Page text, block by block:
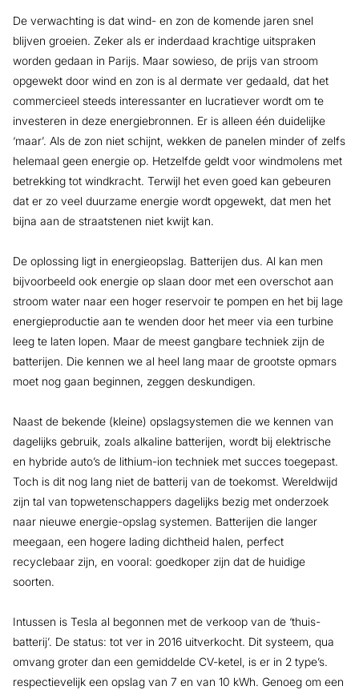
De verwachting is dat wind- en zon de komende jaren snel
blijven groeien. Zeker als er inderdaad krachtige uitspraken
worden gedaan in Parijs. Maar sowieso, de prijs van stroom
opgewekt door wind en zon is al dermate ver gedaald, dat het
commercieel steeds interessanter en lucratiever wordt om te
investeren in deze energiebronnen. Er is alleen één duidelijke
‘maar’. Als de zon niet schijnt, wekken de panelen minder of zelfs
helemaal geen energie op. Hetzelfde geldt voor windmolens met
betrekking tot windkracht. Terwijl het even goed kan gebeuren
dat er zo veel duurzame energie wordt opgewekt, dat men het
bijna aan de straatstenen niet kwijt kan.
De oplossing ligt in energieopslag. Batterijen dus. Al kan men
bijvoorbeeld ook energie op slaan door met een overschot aan
stroom water naar een hoger reservoir te pompen en het bij lage
energieproductie aan te wenden door het meer via een turbine
leeg te laten lopen. Maar de meest gangbare techniek zijn de
batterijen. Die kennen we al heel lang maar de grootste opmars
moet nog gaan beginnen, zeggen deskundigen.
Naast de bekende (kleine) opslagsystemen die we kennen van
dagelijks gebruik, zoals alkaline batterijen, wordt bij elektrische
en hybride auto’s de lithium-ion techniek met succes toegepast.
Toch is dit nog lang niet de batterij van de toekomst. Wereldwijd
zijn tal van topwetenschappers dagelijks bezig met onderzoek
naar nieuwe energie-opslag systemen. Batterijen die langer
meegaan, een hogere lading dichtheid halen, perfect
recyclebaar zijn, en vooral: goedkoper zijn dat de huidige
soorten.
Intussen is Tesla al begonnen met de verkoop van de ‘thuis-
batterij’. De status: tot ver in 2016 uitverkocht. Dit systeem, qua
omvang groter dan een gemiddelde CV-ketel, is er in 2 type’s.
respectievelijk een opslag van 7 en van 10 kWh. Genoeg om een